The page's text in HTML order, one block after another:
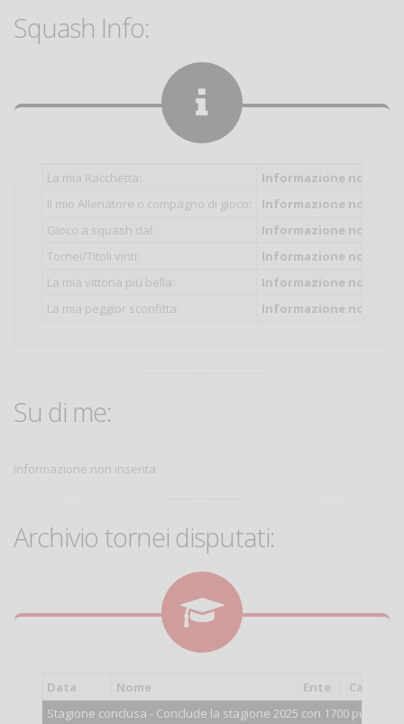
Squash Info:
La mia Racchetta:
Informazione non
Il mio Allenatore o compagno di gioco:
Informazione non
Gioco a squash dal:
Informazione non
Tornei/Titoli vinti:
Informazione non
La mia vittoria più bella:
Informazione non
La mia peggior sconfitta:
Informazione non
Su di me:
Informazione non inserita
Archivio tornei disputati:
Data Nome Ente Cat.
Stagione conclusa - Conclude la stagione 2025 con 1700 punti.